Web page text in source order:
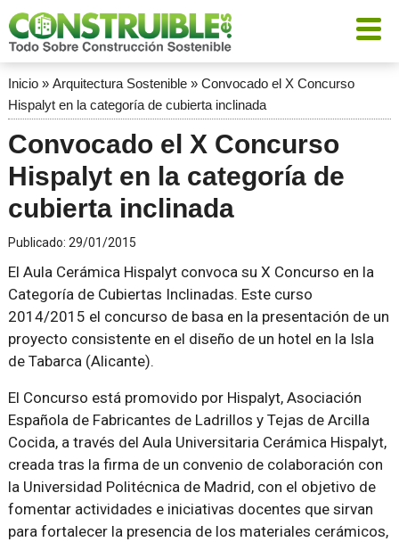
Inicio» Arquitectura Sostenible» Convocado el X Concurso
Hispalyt en la categoría de cubierta inclinada
Convocado el X Concurso
Hispalyt en la categoría de
cubierta inclinada
Publicado: 29/01/2015
El Aula Cerámica Hispalyt convoca su X Concurso en la
Categoría de Cubiertas Inclinadas. Este curso
2014/2015 el concurso de basa en la presentación de un
proyecto consistente en el diseño de un hotel en la Isla
de Tabarca (Alicante).
El Concurso está promovido por Hispalyt, Asociación
Española de Fabricantes de Ladrillos y Tejas de Arcilla
Cocida, a través del Aula Universitaria Cerámica Hispalyt,
creada tras la firma de un convenio de colaboración con
la Universidad Politécnica de Madrid, con el objetivo de
fomentar actividades e iniciativas docentes que sirvan
para fortalecer la presencia de los materiales cerámicos,